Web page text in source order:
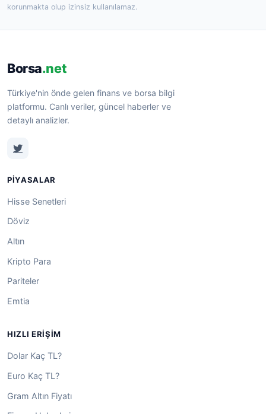
korunmakta olup izinsiz kullanılamaz.
Borsa.net
Türkiye'nin önde gelen finans ve borsa bilgi
platformu. Canlı veriler, güncel haberler ve
detaylı analizler.
PIYASALAR
Hisse Senetleri
Döviz
Altın
Kripto Para
Pariteler
Emtia
HIZLI ERIŞIM
Dolar Kaç TL?
Euro Kaç TL?
Gram Altın Fiyatı